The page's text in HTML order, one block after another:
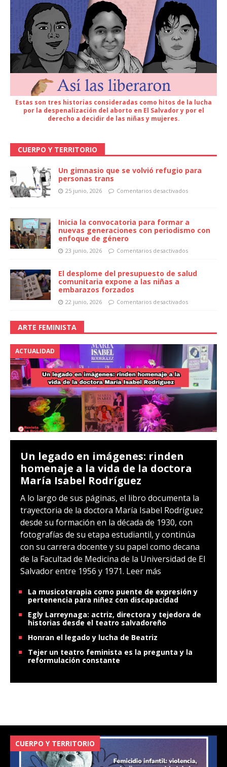
Estas son tres historias consideradas como hitos de la lucha
por la despenalización del aborto en El Salvador y por el
derecho a decidir de las niñas y mujeres.
CUERPO Y TERRITORIO
Un gimnasio que se volvió refugio para
personas trans
25 junio, 2026 Comentarios desactivados
Inicia la convocatoria para formar a
nuevas generaciones con periodismo con
enfoque de género
23 junio, 2026 Comentarios desactivados
El desplome del presupuesto de salud
comunitaria expone a las niñas a
embarazos forzados
22 junio, 2026 Comentarios desactivados
ARTE FEMINISTA
ACTUALIDAD
Un legado en imágenes: rinden
homenaje a la vida de la doctora
María Isabel Rodríguez
A lo largo de sus páginas, el libro documenta la
trayectoria de la doctora María Isabel Rodríguez
desde su formación en la década de 1930, con
fotografías de su etapa estudiantil, y continúa
con su carrera docente y su papel como decana
de la Facultad de Medicina de la Universidad de El
Salvador entre 1956 y 1971. Leer más
La musicoterapia como puente de expresión y
pertenencia para niñez con discapacidad
Egly Larreynaga: actriz, directora y tejedora de
historias desde el teatro salvadoreño
Honran el legado y lucha de Beatriz
Tejer un teatro feminista es la pregunta y la
reformulación constante
CUERPO Y TERRITORIO